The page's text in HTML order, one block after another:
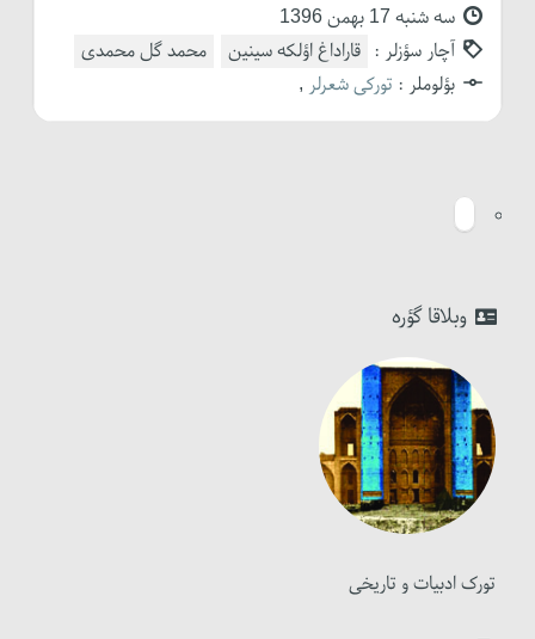
سه شنبه 17 بهمن 1396
آچار سؤزلر : قاراداغ اؤلکه سینین
محمد گل محمدی
بؤلوملر : تورکی شعرلر ,
وبلاقا گؤره
تورک ادبیات و تاریخی